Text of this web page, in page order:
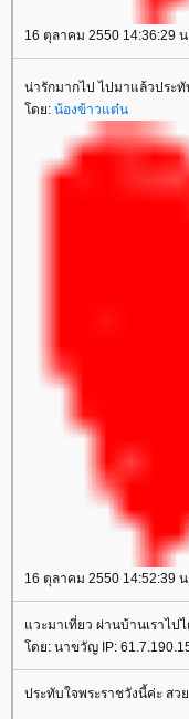
16 ตุลาคม 2550 14:36:29
น่ารักมากไป ไปมาแล้วประ
ดย: น้องข้าวแต๋น
16 ตุลาคม 2550 14:52:39
วะมาเที่ยว ผ่านบ้านเราไปไ
ดย: นาขวัญ IP:
ประทับใจพระราชวังนี้ค่ะ สว